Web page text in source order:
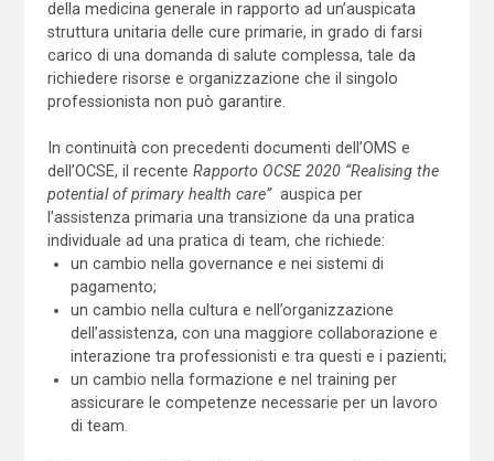
della medicina generale in rapporto ad un’auspicata
struttura unitaria delle cure primarie, in grado di farsi
carico di una domanda di salute complessa, tale da
richiedere risorse e organizzazione che il singolo
professionista non può garantire.
In continuità con precedenti documenti dell’OMS e
dell’OCSE, il recente Rapporto OCSE 2020 “Realising the
potential of primary health care”auspica per
l’assistenza primaria una transizione da una pratica
individuale ad una pratica di team, che richiede:
un cambio nella governance e nei sistemi di
pagamento;
un cambio nella cultura e nell’organizzazione
dell’assistenza, con una maggiore collaborazione e
interazione tra professionisti e tra questi e i pazienti;
un cambio nella formazione e nel training per
assicurare le competenze necessarie per un lavoro
di team.